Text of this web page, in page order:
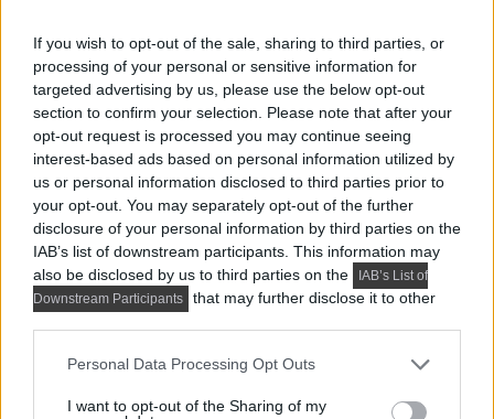
If you wish to opt-out of the sale, sharing to third parties, or
processing of your personal or sensitive information for
targeted advertising by us, please use the below opt-out
section to confirm your selection. Please note that after your
opt-out request is processed you may continue seeing
interest-based ads based on personal information utilized by
us or personal information disclosed to third parties prior to
your opt-out. You may separately opt-out of the further
disclosure of your personal information by third parties on the
IAB’s list of downstream participants. This information may
also be disclosed by us to third parties on the
IAB’s List of
Downstream Participants
that may further disclose it to other
Please note that this website/app uses one or more Google
not limited to your visit or usage behaviour. You may click to
Personal Data Processing Opt Outs
I want to opt-out of the Sharing of my